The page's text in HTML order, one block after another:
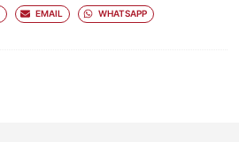
EMAIL WHATSAPP